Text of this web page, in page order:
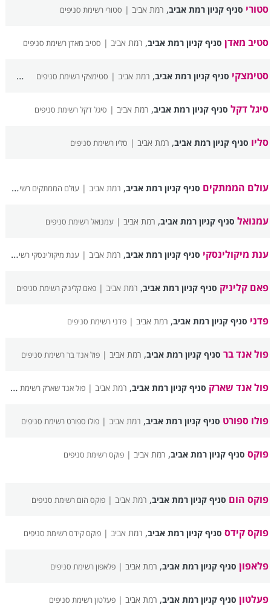
סטורי סניף קניון רמת אביב, רמת אביב | סטורי רשימת סניפים
סטיב מאדן סניף קניון רמת אביב, רמת אביב | סטיב מאדן רשימת סניפים
סטימצקי סניף קניון רמת אביב, רמת אביב | סטימצקי רשימת סניפים
סיגל דקל סניף קניון רמת אביב, רמת אביב | סיגל דקל רשימת סניפים
סליו סניף קניון רמת אביב, רמת אביב | סליו רשימת סניפים
עולם הממתקים סניף קניון רמת אביב, רמת אביב |עולם הממתקים רשימת סניפים
עמנואל סניף קניון רמת אביב, רמת אביב |עמנואל רשימת סניפים
ענת מיקולינסקי סניף קניון רמת אביב, רמת אביב |ענת מיקולינסקי רשימת סניפים
פאם קליניק סניף קניון רמת אביב, רמת אביב |פאם קליניק רשימת סניפים
פדני סניף קניון רמת אביב, רמת אביב |פדני רשימת סניפים
פול אנד בר סניף קניון רמת אביב, רמת אביב |פול אנד בר רשימת סניפים
פול אנד שארק סניף קניון רמת אביב, רמת אביב |פול אנד שארק רשימת סניפים
פולו ספורט סניף קניון רמת אביב, רמת אביב |פולו ספורט רשימת סניפים
פוקס סניף קניון רמת אביב, רמת אביב |פוקס רשימת סניפים
פוקס הום סניף קניון רמת אביב, רמת אביב |פוקס הום רשימת סניפים
פוקס קידס סניף קניון רמת אביב, רמת אביב |פוקס קידס רשימת סניפים
פלאפון סניף קניון רמת אביב, רמת אביב |פלאפון רשימת סניפים
פעלטון סניף קניון רמת אביב, רמת אביב |פעלטון רשימת סניפים